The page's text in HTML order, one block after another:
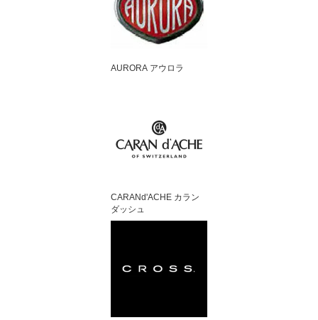
AURORA アウロラ
CARANd'ACHE カラン
ダッシュ